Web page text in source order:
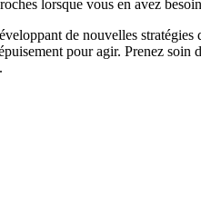
lorsque vous en avez
de nouvelles stratégies
pour agir. Prenez soin